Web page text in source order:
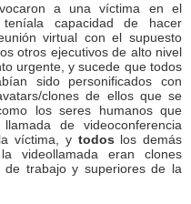
a una víctima en el
capacidad de hacer
virtual con el supuesto
otros ejecutivos de alto nivel
urgente, y sucede que todos
sido personificados con
clones de ellos que se
los seres humanos que
de videoconferencia
víctima, y todos los demás
videollamada eran clones
de trabajo y superiores de la